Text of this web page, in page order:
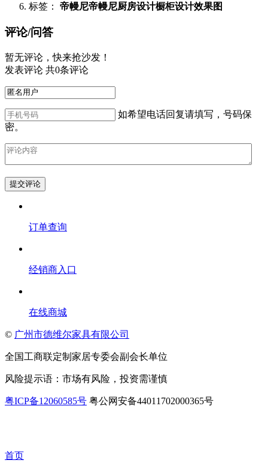
标签： 帝幔尼帝幔尼厨房设计橱柜设计效果图
评论/问答
暂无评论，快来抢沙发！
发表评论 共0条评论
如希望电话回复请填写，号码保
密。
订单查询
经销商入口
在线商城
© 广州市德维尔家具有限公司
全国工商联定制家居专委会副会长单位
风险提示语：市场有风险，投资需谨慎
粤ICP备12060585号 粤公网安备44011702000365号
首页